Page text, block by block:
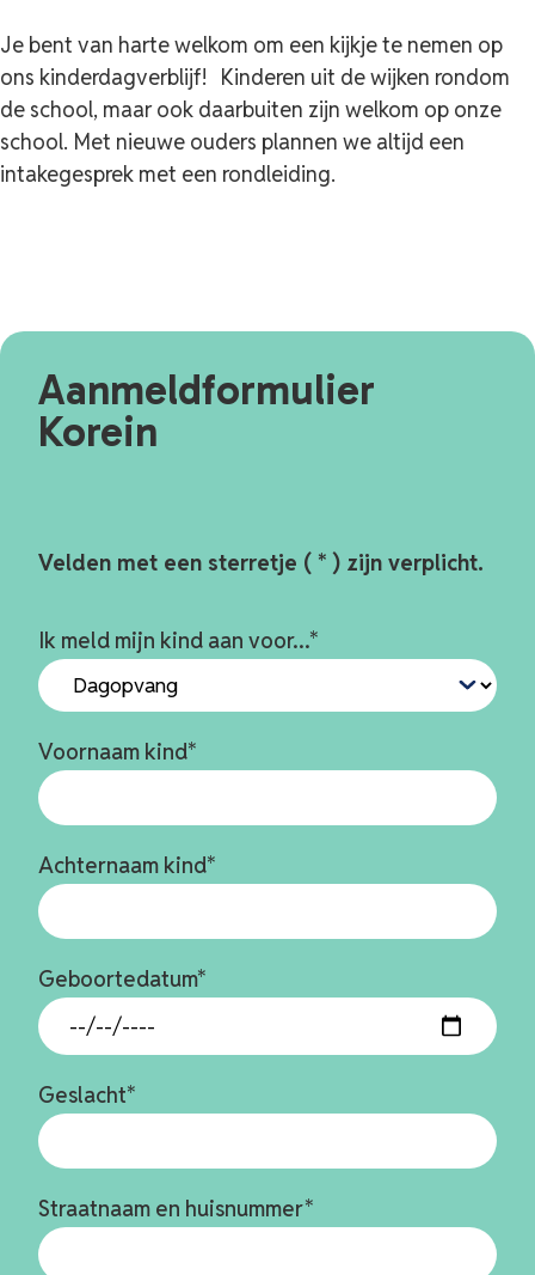
Je bent van harte welkom om een kijkje te nemen op
ons kinderdagverblijf! Kinderen uit de wijken rondom
de school, maar ook daarbuiten zijn welkom op onze
school. Met nieuwe ouders plannen we altijd een
intakegesprek met een rondleiding.
Aanmeldformulier
Korein
Call me back by fax
Velden met een sterretje ( * ) zijn verplicht.
Ik meld mijn kind aan voor...*
Voornaam kind*
Achternaam kind*
Geboortedatum*
Geslacht*
Straatnaam en huisnummer*